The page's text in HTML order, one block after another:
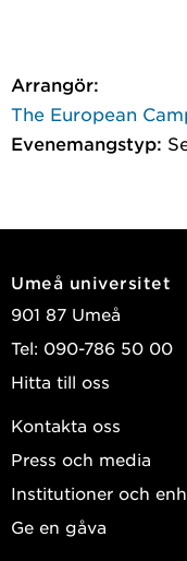
Arrangör:
The European
Evenemangstyp:
Umeå universitet
901 87 Umeå
Tel: 090-786 50 00
Hitta till oss
Kontakta oss
Press och media
Institutioner och
Ge en gåva